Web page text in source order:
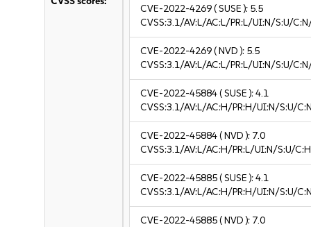
CVE-2022-4269( SUSE ): 5.5
CVSS:3.1/AV:L/AC:L/PR:L/UI:N/S:U/
CVE-2022-4269( NVD ): 5.5
CVSS:3.1/AV:L/AC:L/PR:L/UI:N/S:U/
CVE-2022-45884( SUSE ):4.1
CVSS:3.1/AV:L/AC:H/PR:H/UI:N/S:U/
CVE-2022-45884( NVD ): 7.0
CVSS:3.1/AV:L/AC:H/PR:L/UI:N/S:U/
CVE-2022-45885( SUSE ):4.1
CVSS:3.1/AV:L/AC:H/PR:H/UI:N/S:U/
CVE-2022-45885( NVD ): 7.0